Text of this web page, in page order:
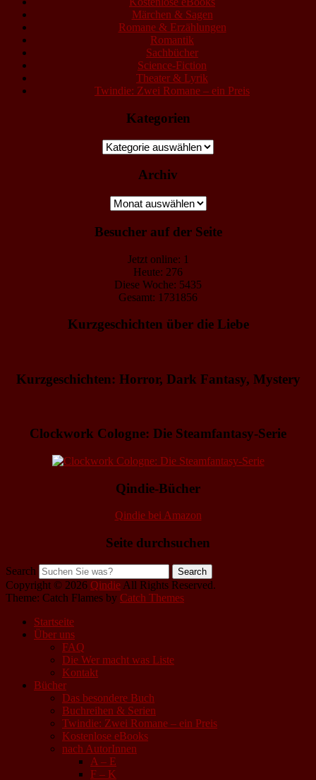
Märchen & Sagen
Romane & Erzählungen
Romantik
Sachbücher
Science-Fiction
Theater & Lyrik
Twindie: Zwei Romane – ein Preis
Kategorien
Kategorien
Archiv
Archiv
Besucher auf der Seite
Jetzt online: 1
Heute: 276
Diese Woche: 5435
Gesamt: 1731856
Kurzgeschichten über die Liebe
Kurzgeschichten: Horror, Dark Fantasy, Mystery
Clockwork Cologne: Die Steamfantasy-Serie
Qindie-Bücher
Qindie bei Amazon
Seite durchsuchen
Search
Copyright © 2026 Qindie All Rights Reserved.
Theme: Catch Flames by Catch Themes
Startseite
Über uns
FAQ
Die Wer macht was Liste
Kontakt
Bücher
Das besondere Buch
Buchreihen & Serien
Twindie: Zwei Romane – ein Preis
Kostenlose eBooks
nach AutorInnen
A – E
F – K